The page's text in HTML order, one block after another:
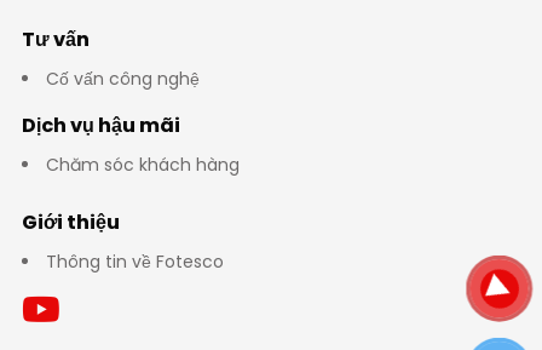
Tư vấn
Cố vấn công nghệ
Dịch vụ hậu mãi
Chăm sóc khách hàng
Giới thiệu
Thông tin về Fotesco